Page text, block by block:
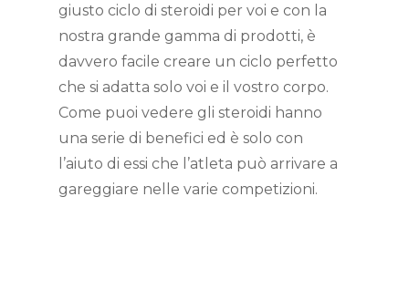
giusto ciclo di steroidi per voi e con la
nostra grande gamma di prodotti, è
davvero facile creare un ciclo perfetto
che si adatta solo voi e il vostro corpo.
Come puoi vedere gli steroidi hanno
una serie di benefici ed è solo con
l’aiuto di essi che l’atleta può arrivare a
gareggiare nelle varie competizioni.